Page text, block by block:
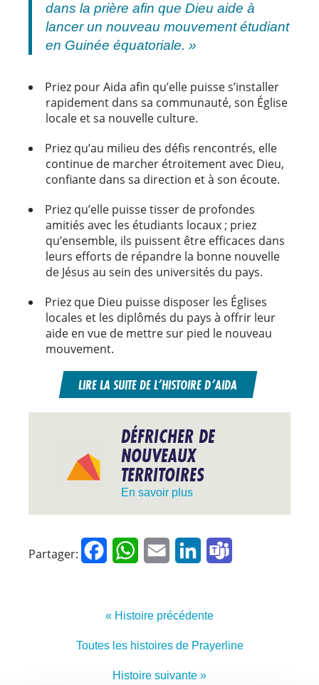
dans la prière afin que Dieu aide à
lancer un nouveau mouvement étudiant
en Guinée équatoriale. »
Priez pour Aida afin qu’elle puisse s’installer
rapidement dans sa communauté, son Église
locale et sa nouvelle culture.
Priez qu’au milieu des défis rencontrés, elle
continue de marcher étroitement avec Dieu,
confiante dans sa direction et à son écoute.
Priez qu’elle puisse tisser de profondes
amitiés avec les étudiants locaux ; priez
qu’ensemble, ils puissent être efficaces dans
leurs efforts de répandre la bonne nouvelle
de Jésus au sein des universités du pays.
Priez que Dieu puisse disposer les Églises
locales et les diplômés du pays à offrir leur
aide en vue de mettre sur pied le nouveau
mouvement.
LIRE LA SUITE DE L’HISTOIRE D’AIDA
DÉFRICHER DE
NOUVEAUX
TERRITOIRES
En savoir plus
Partager: FacebookWhatsApp
Email LinkedIn
« Histoire précédente
Toutes les histoires de Prayerline
Histoire suivante »